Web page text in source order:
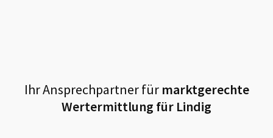
Ihr Ansprechpartner fürmarktgerechte
Wertermittlung für Lindig